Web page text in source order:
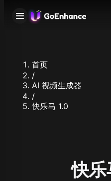
首页
/
AI 视频生成器
/
快乐马 1.0
快乐